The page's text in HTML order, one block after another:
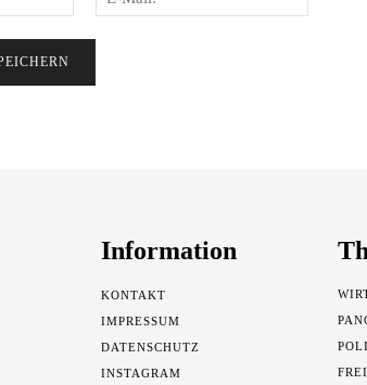
Mail:*
Information
KONTAKT
IMPRESSUM
DATENSCHUTZ
INSTAGRAM